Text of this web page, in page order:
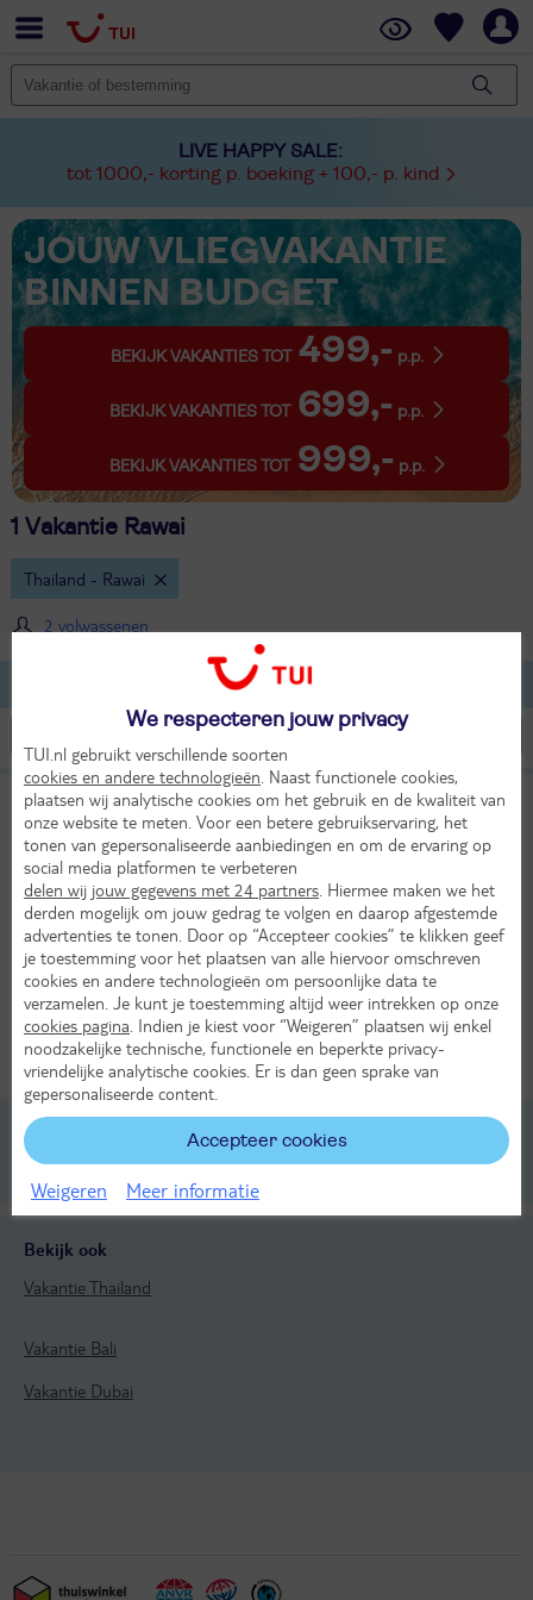
LIVE HAPPY SALE:
tot 1000,- korting p. boeking + 100,- p. kind
JOUW VLIEGVAKANTIE
BINNEN BUDGET
BEKIJK VAKANTIES TOT 499,- p.p.
BEKIJK VAKANTIES TOT 699,- p.p.
BEKIJK VAKANTIES TOT 999,- p.p.
1 Vakantie Rawai
Thailand - Rawai
2 volwassenen
Lijst
9,4
Uitstekend
The Vijitt Resort Phuket
TUI classificatie Hotel
Thailand Phuket Rawai
KASSAKORTING
29°
in nov
Ma 23 nov 2026
9 dagen (7 nachten)
Amsterdam - Phuket
Logies ontbijt
1458,-
per persoon
Bekijk
Alle verplichte kosten inbegrepen!
Reizen Thailand Phuket Rawai
Bekijk ook
Vakantie Thailand
Vakantie Bali
Vakantie Dubai
We respecteren jouw privacy
TUI.nl gebruikt verschillende soorten
cookies en andere technologieën . Naast functionele cookies,
plaatsen wij analytische cookies om het gebruik en de kwaliteit van
onze website te meten. Voor een betere gebruikservaring, het
tonen van gepersonaliseerde aanbiedingen en om de ervaring op
social media platformen te verbeteren
delen wij jouw gegevens met 24 partners . Hiermee maken we het
derden mogelijk om jouw gedrag te volgen en daarop afgestemde
advertenties te tonen. Door op “Accepteer cookies” te klikken geef
je toestemming voor het plaatsen van alle hiervoor omschreven
cookies en andere technologieën om persoonlijke data te
verzamelen. Je kunt je toestemming altijd weer intrekken op onze
cookies pagina . Indien je kiest voor “Weigeren” plaatsen wij enkel
noodzakelijke technische, functionele en beperkte privacy-
vriendelijke analytische cookies. Er is dan geen sprake van
gepersonaliseerde content.
Accepteer cookies
Weigeren Meer informatie